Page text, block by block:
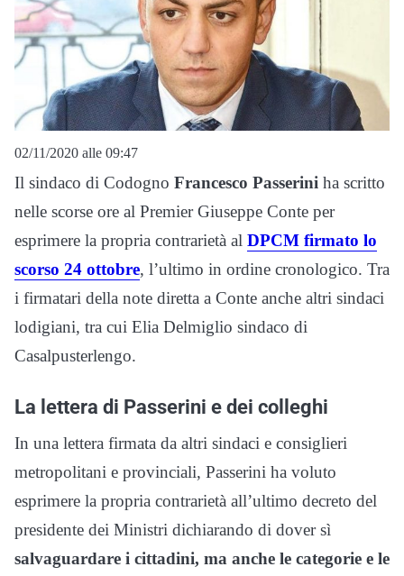
02/11/2020 alle 09:47
Il sindaco di Codogno Francesco Passerini ha scritto
nelle scorse ore al Premier Giuseppe Conte per
esprimere la propria contrarietà al DPCM firmato lo
scorso 24 ottobre, l’ultimo in ordine cronologico. Tra
i firmatari della note diretta a Conte anche altri sindaci
lodigiani, tra cui Elia Delmiglio sindaco di
Casalpusterlengo.
La lettera di Passerini e dei colleghi
In una lettera firmata da altri sindaci e consiglieri
metropolitani e provinciali, Passerini ha voluto
esprimere la propria contrarietà all’ultimo decreto del
presidente dei Ministri dichiarando di dover sì
salvaguardare i cittadini, ma anche le categorie e le